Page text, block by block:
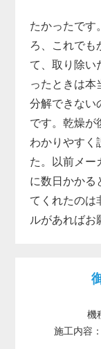
たかったです
ろ、これでも
て、取り除い
ったときは本
分解できない
です。乾燥が
わかりやすく
た。以前メー
に数日かかる
てくれたのは
ルがあればお
機
施工内容